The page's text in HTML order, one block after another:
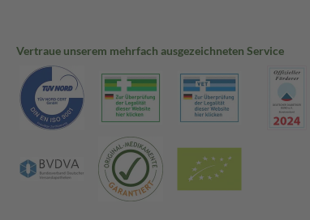
Vertraue unserem mehrfach ausgezeichneten Service